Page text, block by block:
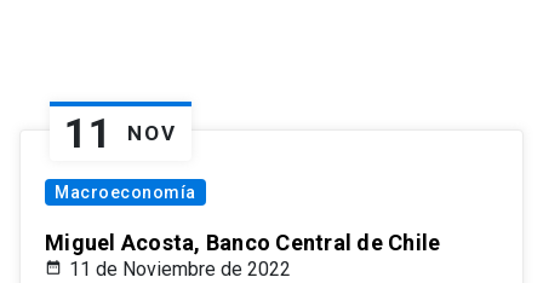
11 NOV
Macroeconomía
Miguel Acosta, Banco Central de Chile
11 de Noviembre de 2022